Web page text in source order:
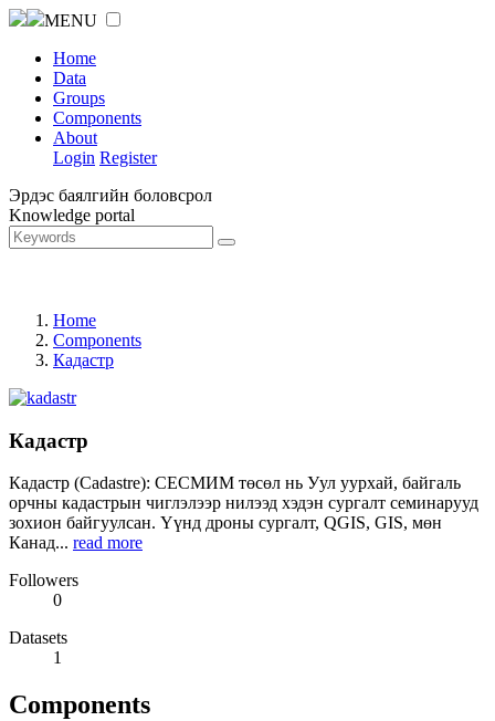
MENU
Home
Data
Groups
Components
About
Login Register
Эрдэс баялгийн боловсрол
Knowledge portal
Home
Components
Кадастр
Кадастр
Кадастр (Cadastre): СЕСМИМ төсөл нь Уул уурхай, байгаль
орчны кадастрын чиглэлээр нилээд хэдэн сургалт семинарууд
зохион байгуулсан. Үүнд дроны сургалт, QGIS, GIS, мөн
Канад... read more
Followers
0
Datasets
1
Components